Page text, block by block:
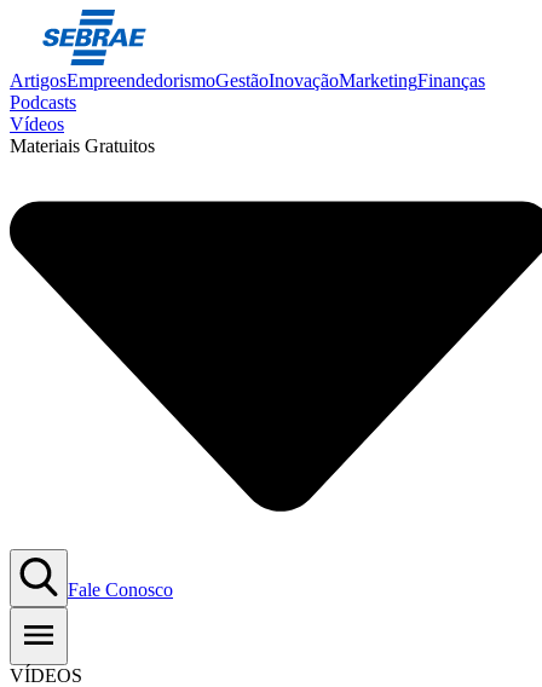
ArtigosEmpreendedorismoGestãoInovaçãoMarketingFinanças
Podcasts
Vídeos
Materiais Gratuitos
Fale Conosco
VÍDEOS